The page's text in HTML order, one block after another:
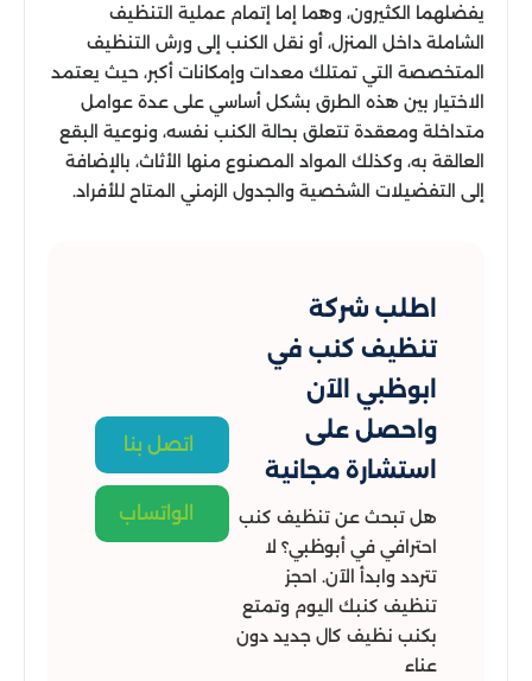
يفضلهما الكثيرون، وهما إما إتمام عملية التنظيف
الشاملة داخل المنزل، أو نقل الكنب إلى ورش التنظيف
المتخصصة التي تمتلك معدات وإمكانات أكبر، حيث يعتمد
الاختيار بين هذه الطرق بشكل أساسي على عدة عوامل
متداخلة ومعقدة تتعلق بحالة الكنب نفسه، ونوعية البقع
العالقة به، وكذلك المواد المصنوع منها الأثاث، بالإضافة
إلى التفضيلات الشخصية والجدول الزمني المتاح للأفراد.
اطلب شركة
تنظيف كنب في
ابوظبي الآن
واحصل على
استشارة مجانية
هل تبحث عن تنظيف كنب
احترافي في أبوظبي؟ لا
تتردد وابدأ الآن. احجز
تنظيف كنبك اليوم وتمتع
بكنب نظيف كال جديد دون
عناء
اتصل بنا
الواتساب